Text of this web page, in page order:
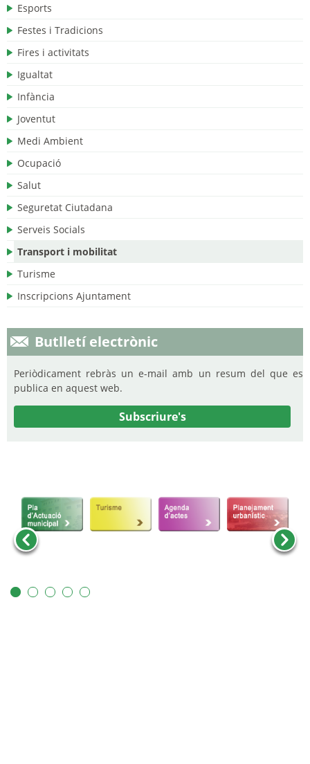
Esports
Festes i Tradicions
Fires i activitats
Igualtat
Infància
Joventut
Medi Ambient
Ocupació
Salut
Seguretat Ciutadana
Serveis Socials
Transport i mobilitat
Turisme
Inscripcions Ajuntament
Butlletí electrònic
Periòdicament rebràs un e-mail amb un resum del que es
publica en aquest web.
Subscriure's